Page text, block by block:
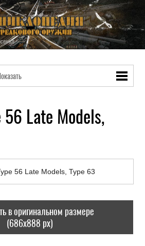
56 Late Models,
в оригинальном размере
(686x888 px)